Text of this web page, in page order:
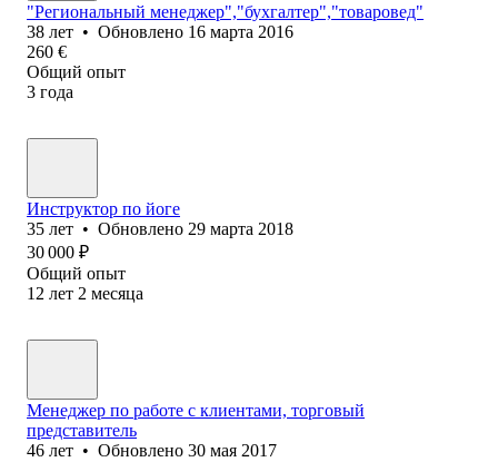
"Региональный менеджер","бухгалтер","товаровед"
38 лет • Обновлено 16 марта 2016
260 €
Общий опыт
3 года
Инструктор по йоге
35 лет • Обновлено 29 марта 2018
30 000 ₽
Общий опыт
12 лет 2 месяца
Менеджер по работе с клиентами, торговый
представитель
46 лет • Обновлено 30 мая 2017